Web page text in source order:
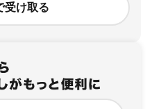
受け取る